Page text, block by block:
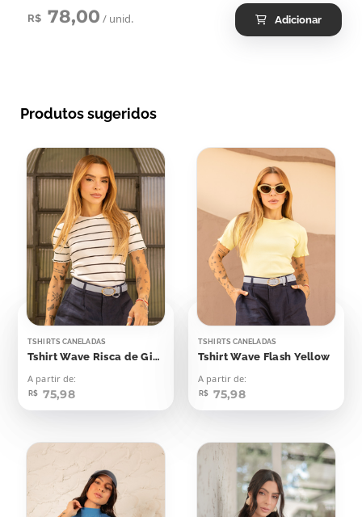
R$ 78,00 / unid. Adicionar
Produtos sugeridos
TSHIRTS CANELADAS
Tshirt Wave Risca de Giz Off Listras Pretas
A partir de:
R$ 75,98
TSHIRTS CANELADAS
Tshirt Wave Flash Yellow
A partir de:
R$ 75,98